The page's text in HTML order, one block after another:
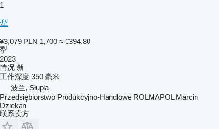
1
犁
¥3,079 PLN 1,700 ≈ €394.80
犁
2023
情况 新
工作深度 350 毫米
波兰, Słupia
Przedsiębiorstwo Produkcyjno-Handlowe ROLMAPOL Marcin
Dziekan
联系卖方